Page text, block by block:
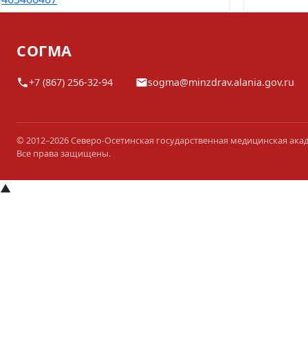
СОГМА
+7 (867) 256-32-94 sogma@minzdrav.alania.gov.ru
© 2012–2026 Северо-Осетинская государственная медицинская
Все права защищены.
▲